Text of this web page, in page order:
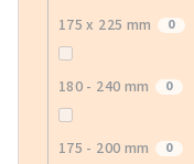
175 x 225 mm 0
180 - 240 mm 0
175 - 200 mm 0